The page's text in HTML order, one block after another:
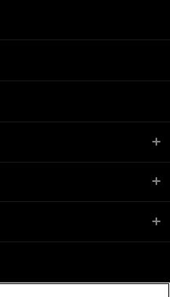
発生していますか？